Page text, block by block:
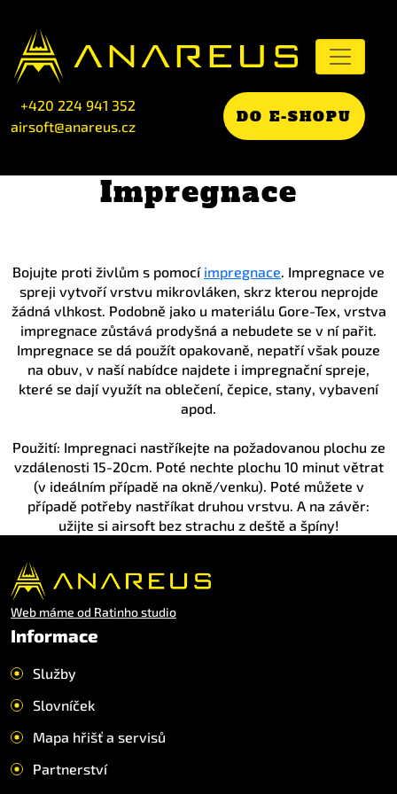
+420 224 941 352
airsoft@anareus.cz
DO E-SHOPU
Impregnace
Bojujte proti živlům s pomocí impregnace. Impregnace ve
spreji vytvoří vrstvu mikrovláken, skrz kterou neprojde
žádná vlhkost. Podobně jako u materiálu Gore-Tex, vrstva
impregnace zůstává prodyšná a nebudete se v ní pařit.
Impregnace se dá použít opakovaně, nepatří však pouze
na obuv, v naší nabídce najdete i impregnační spreje,
které se dají využít na oblečení, čepice, stany, vybavení
apod.
Použití: Impregnaci nastříkejte na požadovanou plochu ze
vzdálenosti 15-20cm. Poté nechte plochu 10 minut větrat
(v ideálním případě na okně/venku). Poté můžete v
případě potřeby nastříkat druhou vrstvu. A na závěr:
užijte si airsoft bez strachu z deště a špíny!
Web máme od Ratinho studio
Informace
Služby
Slovníček
Mapa hřišť a servisů
Partnerství